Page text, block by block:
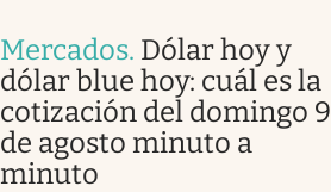
Mercados. Dólar hoy y
dólar blue hoy: cuál es la
cotización del domingo 9
de agosto minuto a
minuto